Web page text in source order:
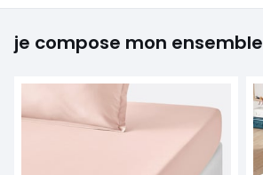
je compose mon ensemble